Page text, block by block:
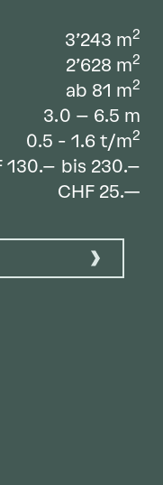
3’243 m2
2’628 m2
ab 81 m2
3.0 – 6.5 m
0.5 - 1.6 t/m2
130.– bis 230.–
CHF 25.—